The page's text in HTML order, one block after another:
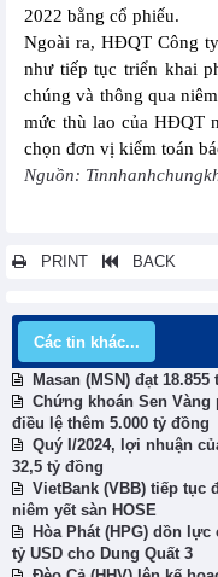
2022 bằng cổ phiếu.
Ngoài ra, HĐQT Công
như tiếp tục triển khai
chúng và thông qua
mức thù lao của HĐQT
chọn đơn vị kiểm toán
Nguồn:
PRINT BACK
Các tin khác...
Masan (MSN) đạt
Chứng khoán Sen
điều lệ thêm 5.000 tỷ đồng
Quý I/2024, lợi nhuận
32,5 tỷ đồng
VietBank (VBB) tiếp tục
niêm yết sàn HOSE
Hòa Phát (HPG) dồn
tỷ USD cho Dung Quất 3